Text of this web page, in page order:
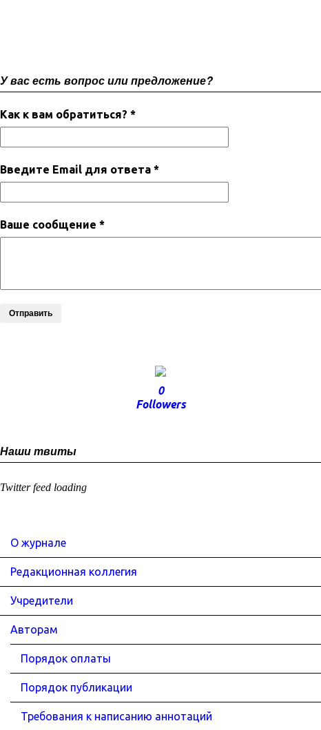
У вас есть вопрос или предложение?
Как к вам обратиться? *
Введите Email для ответа *
Ваше сообщение *
Отправить
0
Followers
Наши твиты
Twitter feed loading
О журнале
Редакционная коллегия
Учредители
Авторам
Порядок оплаты
Порядок публикации
Требования к написанию аннотаций